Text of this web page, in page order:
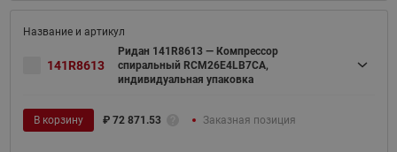
141R8613
Ридан 141R8613 — Компрессор
спиральный RCM26E4LB7CA,
индивидуальная упаковка
В корзину ₽ 72 871.53 Заказная позиция